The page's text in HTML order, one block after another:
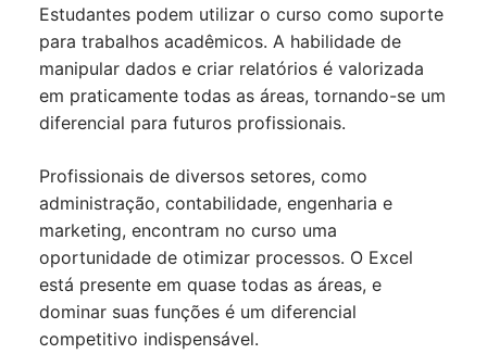
Estudantes podem utilizar o curso como suporte
para trabalhos acadêmicos. A habilidade de
manipular dados e criar relatórios é valorizada
em praticamente todas as áreas, tornando-se um
diferencial para futuros profissionais.
Profissionais de diversos setores, como
administração, contabilidade, engenharia e
marketing, encontram no curso uma
oportunidade de otimizar processos. O Excel
está presente em quase todas as áreas, e
dominar suas funções é um diferencial
competitivo indispensável.